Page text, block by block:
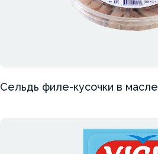
Сельдь филе-кусочки в масле